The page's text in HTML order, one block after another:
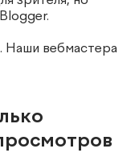
Наши вебмастера